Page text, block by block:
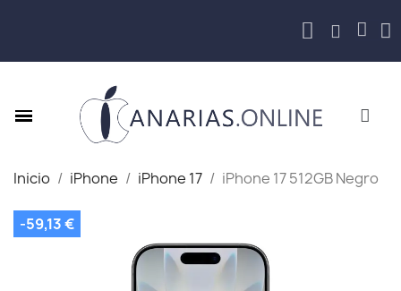
Inicio iPhone iPhone 17 iPhone 17 512GB Negro
-59,13 €